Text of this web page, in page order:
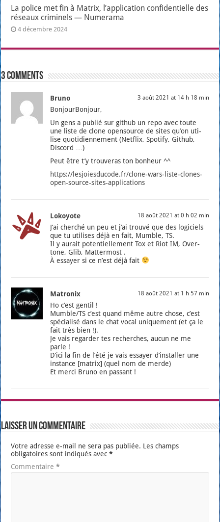
La police met fin à Matrix, l’application confidentielle des
réseaux criminels — Numerama
4 décembre 2024
3 comments
Bruno 3 août 2021 at 14 h 18 min
Bon­jour­Bon­jour,
Un gens a publié sur github un repo avec toute
une liste de clone open­source de sites qu’on uti­
lise quo­ti­dien­ne­ment (Net­flix, Spo­ti­fy, Github,
Dis­cord …)
Peut être t’y trou­ve­ras ton bon­heur ^^
https://lesjoiesducode.fr/clone-wars-liste-clones-
open-source-sites-applications
Lokoyote 18 août 2021 at 0 h 02 min
J’ai cher­ché un peu et j’ai trou­vé que des logi­ciels
que tu uti­lises déjà en fait, Mumble, TS.
Il y aurait poten­tiel­le­ment Tox et Riot IM, Over­
tone, Glib, Mat­ter­most .
À essayer si ce n’est déjà fait
Matronix 18 août 2021 at 1 h 57 min
Ho c’est gen­til !
Mumble/TS c’est quand même autre chose, c’est
spé­cia­li­sé dans le chat vocal uni­que­ment (et ça le
fait très bien !).
Je vais regar­der tes recherches, aucun ne me
parle !
D’i­ci la fin de l’é­té je vais essayer d’ins­tal­ler une
ins­tance [matrix] (quel nom de merde)
Et mer­ci Bru­no en pas­sant !
Laisser un commentaire
Votre adresse e-mail ne sera pas publiée. Les champs
obligatoires sont indiqués avec*
Commentaire*